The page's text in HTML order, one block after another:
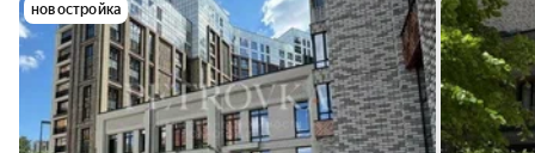
новостройка